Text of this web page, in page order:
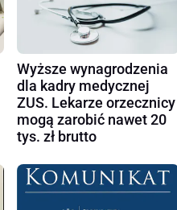
Wyższe wynagrodzenia
dla kadry medycznej
ZUS. Lekarze orzecznicy
mogą zarobić nawet 20
tys. zł brutto